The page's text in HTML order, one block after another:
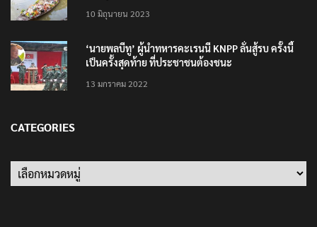
10 มิถุนายน 2023
‘นายพลบีทู’ ผู้นำทหารคะเรนนี KNPP ลั่นสู้รบ ครั้งนี้
เป็นครั้งสุดท้าย ที่ประชาชนต้องชนะ
13 มกราคม 2022
CATEGORIES
Categories